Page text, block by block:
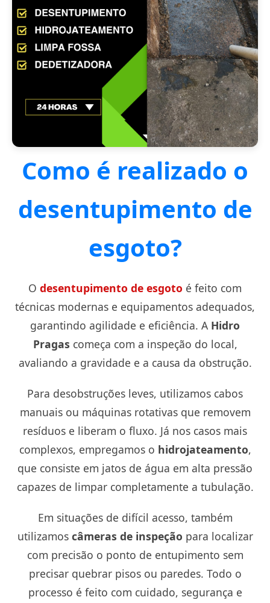
Como é realizado o
desentupimento de
esgoto?
O desentupimento de esgoto é feito com
técnicas modernas e equipamentos adequados,
garantindo agilidade e eficiência. A Hidro
Pragas começa com a inspeção do local,
avaliando a gravidade e a causa da obstrução.
Para desobstruções leves, utilizamos cabos
manuais ou máquinas rotativas que removem
resíduos e liberam o fluxo. Já nos casos mais
complexos, empregamos o hidrojateamento,
que consiste em jatos de água em alta pressão
capazes de limpar completamente a tubulação.
Em situações de difícil acesso, também
utilizamos câmeras de inspeção para localizar
com precisão o ponto de entupimento sem
precisar quebrar pisos ou paredes. Todo o
processo é feito com cuidado, segurança e